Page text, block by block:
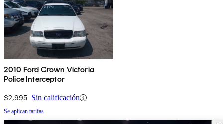
2010 Ford Crown Victoria
Police Interceptor
$2,995 Sin calificación
Se aplican tarifas